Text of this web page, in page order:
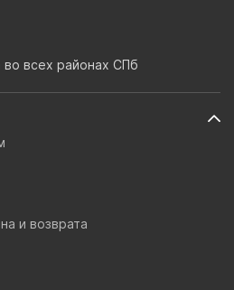
и возврата
во всех районах СПб